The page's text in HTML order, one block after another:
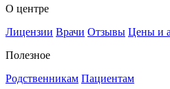
О центре
Лицензии Врачи Отзывы Цены и
Полезное
Родственникам Пациентам